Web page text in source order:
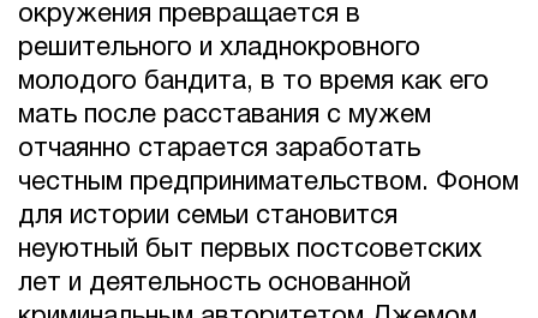
окружения превращается в
решительного и хладнокровного
молодого бандита, в то время как его
мать после расставания с мужем
отчаянно старается заработать
честным предпринимательством. Фоном
для истории семьи становится
неуютный быт первых постсоветских
лет и деятельность основанной